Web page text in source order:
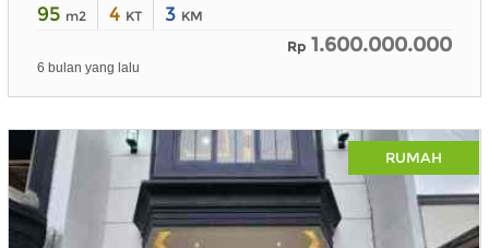
95 m2 4 KT 3 KM
Rp 1.600.000.000
6 bulan yang lalu
RUMAH